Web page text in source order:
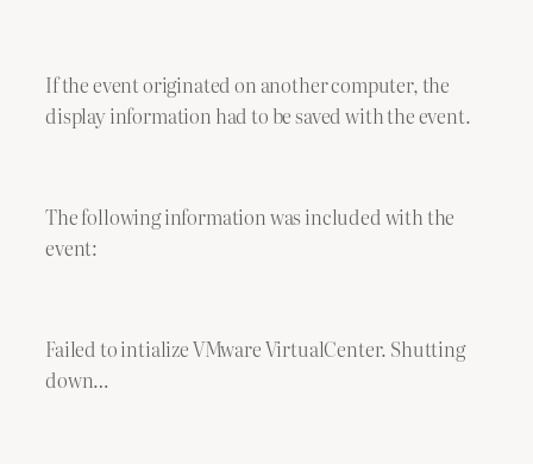
If the event originated on another computer, the
display information had to be saved with the event.
The following information was included with the
event:
Failed to intialize VMware VirtualCenter. Shutting
down…